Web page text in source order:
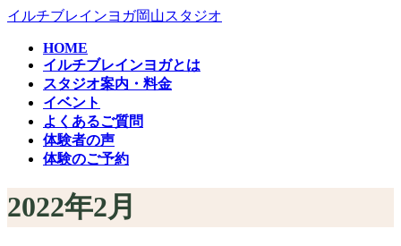
コ
ナ
イルチブレインヨガ岡山スタジオ
HOME
イルチブレインヨガとは
スタジオ案内・料金
イベント
よくあるご質問
体験者の声
体験のご予約
2022年2月